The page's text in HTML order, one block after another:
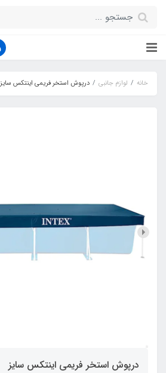
خانه لوازم جانبی درپوش استخر فریمی اینتکس سایز 450*220
درپوش استخر فریمی اینتکس سایز